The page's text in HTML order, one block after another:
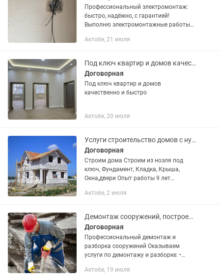
Профессиональный электромонтаж:
быстро, надёжно, с гарантией!
Выполню электромонтажные работы
— установка розеток и выключателей;
Актобе, 21 июля
Под ключ квартир и домов качественно и быстро
Договорная
Под ключ квартир и домов
качественно и быстро
Актобе, 20 июля
Услуги строительство домов с нуля
Договорная
Строим дома Строим из ноэля под
ключ, Фундамент, Кладка, Крыша,
Окна,двери Опыт работы 9 лет
Актобе, 2 июля
Демонтаж сооружений, построек, домов и многое другое
Договорная
Профессиональный демонтаж и
разборка сооружений Оказываем
услуги по демонтажу и разборке: •
навесов, • дачных и хозяйственных
Актобе, 19 июля